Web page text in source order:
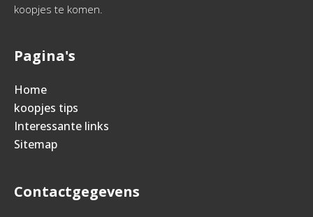
koopjes te komen.
Pagina's
Home
koopjes tips
Interessante links
Sitemap
Contactgegevens